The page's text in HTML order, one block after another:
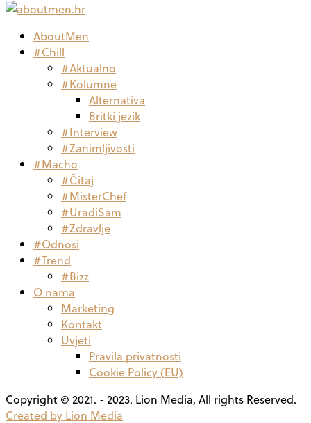
AboutMen
#Chill
#Aktualno
#Kolumne
Alternativa
Britki jezik
#Interview
#Zanimljivosti
#Macho
#Čitaj
#MisterChef
#UradiSam
#Zdravlje
#Odnosi
#Trend
#Bizz
O nama
Marketing
Kontakt
Uvjeti
Pravila privatnosti
Cookie Policy (EU)
Copyright © 2021. - 2023. Lion Media, All rights Reserved.
Created by Lion Media